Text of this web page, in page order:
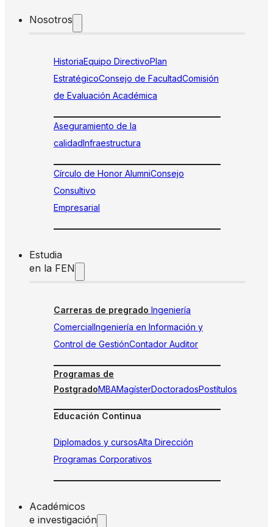
Nosotros
HistoriaEquipo DirectivoPlan
EstratégicoConsejo de FacultadComisión
de Evaluación Académica
Aseguramiento de la
calidadInfraestructura
Círculo de Honor AlumniConsejo
Consultivo
Empresarial
Estudia
en la FEN
Carreras de pregrado Ingeniería
ComercialIngeniería en Información y
Control de GestiónContador Auditor
Programas de
PostgradoMBAMagísterDoctoradosPostítulos
Educación Continua
Diplomados y cursosAlta Dirección
Programas Corporativos
Académicos
e investigación